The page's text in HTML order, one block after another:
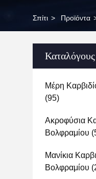
Σπίτι > Προϊόντα
Καταλόγους
Μέρη
(95)
Ακροφύσια
Βολφραμίου
Μανίκια
Βολφραμίου